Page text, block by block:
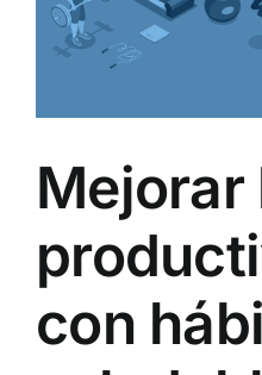
Mejorar
con